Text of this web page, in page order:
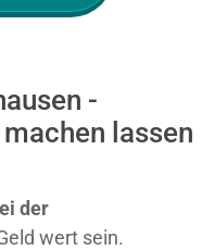
-
lassen
der
wert sein.